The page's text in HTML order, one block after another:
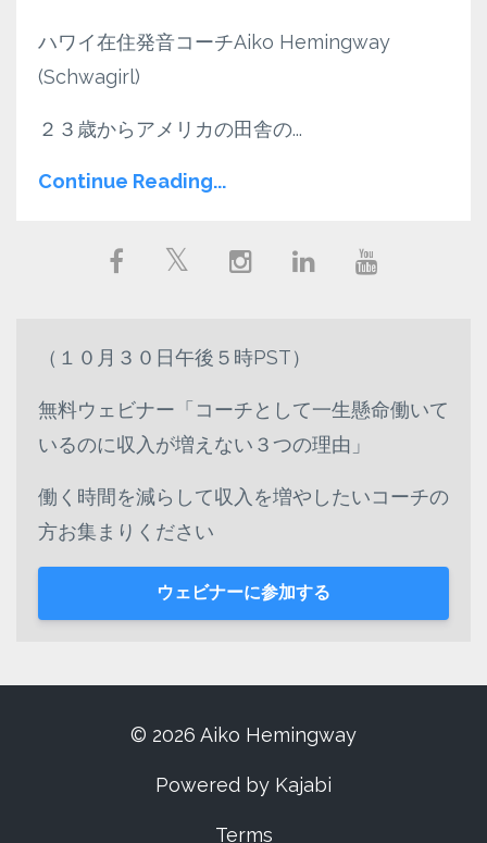
ハワイ在住発音コーチAiko Hemingway
(Schwagirl)
２３歳からアメリカの田舎の...
Continue Reading...
（１０月３０日午後５時PST）
無料ウェビナー「コーチとして一生懸命働いて
いるのに収入が増えない３つの理由」
働く時間を減らして収入を増やしたいコーチの
方お集まりください
ウェビナーに参加する
© 2026 Aiko Hemingway
Powered by Kajabi
Terms